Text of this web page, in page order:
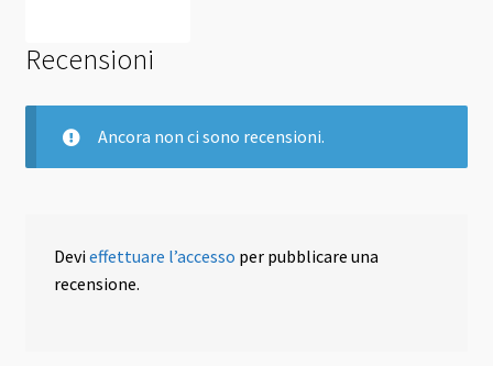
Recensioni
Ancora non ci sono recensioni.
Devieffettuare l’accesso per pubblicare una
recensione.